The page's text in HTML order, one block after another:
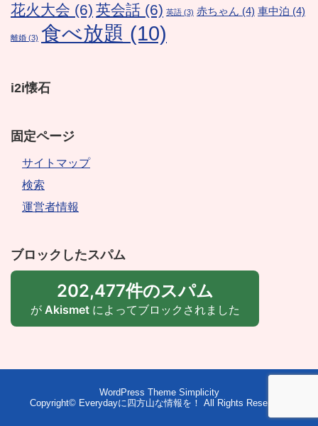
花火大会 (6) 英会話 (6) 英語 (3) 赤ちゃん (4) 車中泊 (4)
離婚 (3) 食べ放題 (10)
i2i懐石
固定ページ
サイトマップ
検索
運営者情報
ブロックしたスパム
202,477件のスパム
が Akismetによってブロックされました
WordPress Theme Simplicity
Copyright© Everydayに四方山な情報を！ All Rights Reserved.